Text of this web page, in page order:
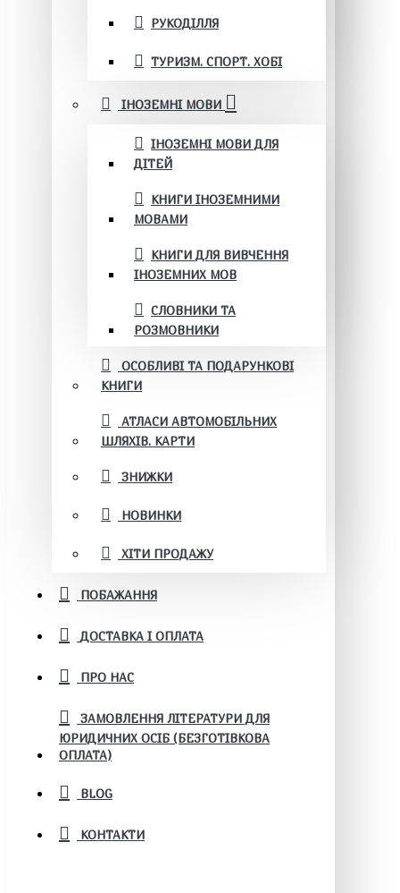
РУКОДІЛЛЯ
ТУРИЗМ. СПОРТ. ХОБІ
ІНОЗЕМНІ МОВИ
ІНОЗЕМНІ МОВИ ДЛЯ
ДІТЕЙ
КНИГИ ІНОЗЕМНИМИ
МОВАМИ
КНИГИ ДЛЯ ВИВЧЕННЯ
ІНОЗЕМНИХ МОВ
СЛОВНИКИ ТА
РОЗМОВНИКИ
ОСОБЛИВІ ТА ПОДАРУНКОВІ
КНИГИ
АТЛАСИ АВТОМОБІЛЬНИХ
ШЛЯХІВ. КАРТИ
ЗНИЖКИ
НОВИНКИ
ХІТИ ПРОДАЖУ
ПОБАЖАННЯ
ДОСТАВКА І ОПЛАТА
ПРО НАС
ЗАМОВЛЕННЯ ЛІТЕРАТУРИ ДЛЯ
ЮРИДИЧНИХ ОСІБ (БЕЗГОТІВКОВА
ОПЛАТА)
BLOG
КОНТАКТИ